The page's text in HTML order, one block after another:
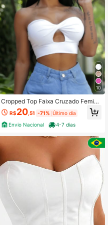
10
Cropped Top Faixa Cruzado Femini
no Tomara que Caia com Bojo e Nó
Frontal em Suplex
R$20,51 -71% Último dia
Envio Nacional
4-7 dias